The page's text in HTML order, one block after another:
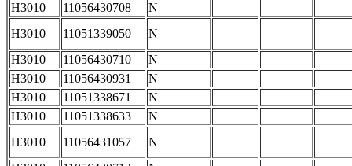
H3010
11056430708
N
H3010
11051339050
N
H3010
11056430710
N
H3010
11056430931
N
H3010
11051338671
N
H3010
11051338633
N
H3010
11056431057
N